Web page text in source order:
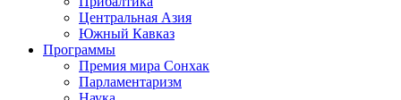
Центральная Азия
Южный Кавказ
Программы
Премия мира Сонхак
Парламентаризм